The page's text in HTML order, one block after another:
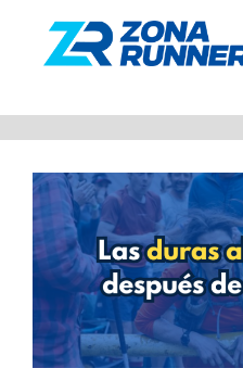
contenido